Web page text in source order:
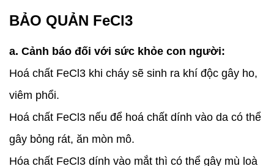
BẢO QUẢN FeCl3
a. Cảnh báo đối với sức khỏe con người:
Hoá chất FeCl3 khi cháy sẽ sinh ra khí độc gây ho,
viêm phổi.
Hoá chất FeCl3 nếu để hoá chất dính vào da có thể
gây bỏng rát, ăn mòn mô.
Hóa chất FeCl3 dính vào mắt thì có thể gây mù loà